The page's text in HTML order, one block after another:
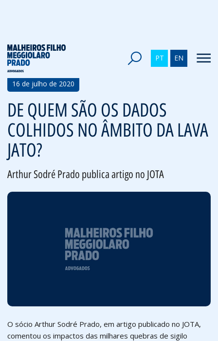
PT EN
Voltar
16 de julho de 2020
DE QUEM SÃO OS DADOS
COLHIDOS NO ÂMBITO DA LAVA
JATO?
Arthur Sodré Prado publica artigo no JOTA
O sócio Arthur Sodré Prado, em artigo publicado no JOTA,
comentou os impactos das milhares quebras de sigilo